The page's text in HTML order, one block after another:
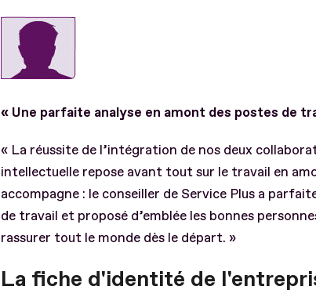
« Une parfaite analyse en amont des postes de
« La réussite de l’intégration de nos deux
intellectuelle repose avant tout sur le travail en
accompagne : le conseiller de Service Plus a
de travail et proposé d’emblée les bonnes
rassurer tout le monde dès le départ. »
La fiche d'identité de